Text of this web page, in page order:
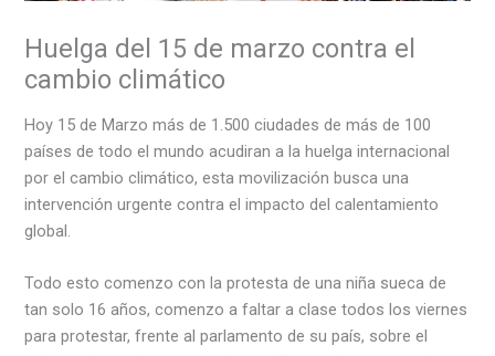
Huelga del 15 de marzo contra el
cambio climático
Hoy 15 de Marzo más de 1.500 ciudades de más de 100
países de todo el mundo acudiran a la huelga internacional
por el cambio climático, esta movilización busca una
intervención urgente contra el impacto del calentamiento
global.
Todo esto comenzo con la protesta de una niña sueca de
tan solo 16 años, comenzo a faltar a clase todos los viernes
para protestar, frente al parlamento de su país, sobre el